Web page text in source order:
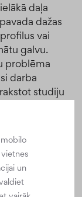
daļa
dažas
vai
galvu.
problēma
darba
studiju
un